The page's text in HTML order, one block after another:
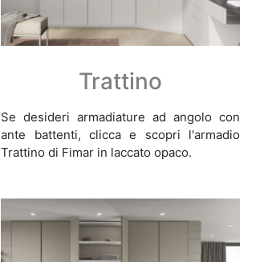
Trattino
Se desideri armadiature ad angolo con
ante battenti, clicca e scopri l'armadio
Trattino di Fimar in laccato opaco.